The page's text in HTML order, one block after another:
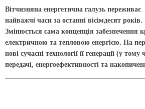
Вітчизняна енергетична галузь переживає
найважчі часи за останні вісімдесят років.
Змінюється сама концепція забезпечення
електричною та тепловою енергією. На
нові сучасні технології її генерації (у тому
передачі, енергоефективності та